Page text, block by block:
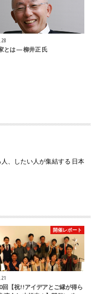
とは ― 柳井正 氏
、したい人が集結する 日本
開催レポート
回【祝!!アイデアとご縁が得ら